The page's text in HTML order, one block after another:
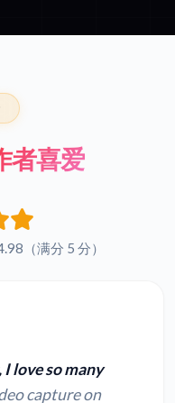
者喜爱
（满分 5 分）
love so many
capture on